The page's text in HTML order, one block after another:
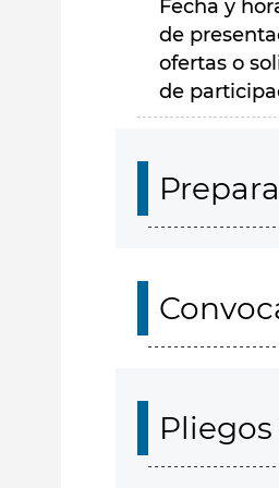
Fecha y
de
ofertas o
de